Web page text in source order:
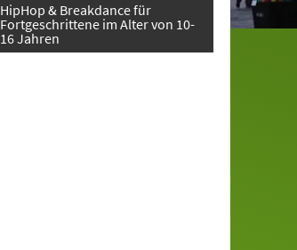
HipHop & Breakdance für
Fortgeschrittene im Alter von 10-
16 Jahren